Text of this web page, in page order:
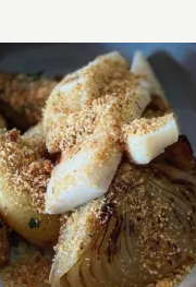
seiches grillées,